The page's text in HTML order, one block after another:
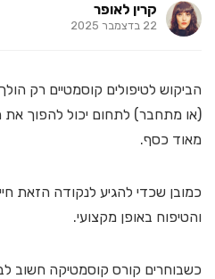
קרין לאופר
22 בדצמבר 2025
הביקוש לטיפולים קוסמטיים רק
(או מתחבר) לתחום יכול להפוך את
מאוד כסף.
כמובן שכדי להגיע לנקודה הזאת
והטיפוח באופן מקצועי.
כשבוחרים קורס קוסמטיקה חשוב